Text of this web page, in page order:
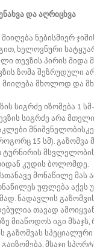
და აღრიცხვა
ნებისმიერ
ხელოვნური
თევზის პირის შიდა
ზომა შეზრუდული
მიიღება მხოლოდ და
სიგრძე იზომება 1
სიგრძე არა
როგორც 15 სმ).
ტურნირის
კუდის ბოლომდე.
მონაწილე მას
უფლება აქვს
ნადავლის
თავად
მიაწოდოს იგი
გაზომვას სპეციალური
მსაჯი